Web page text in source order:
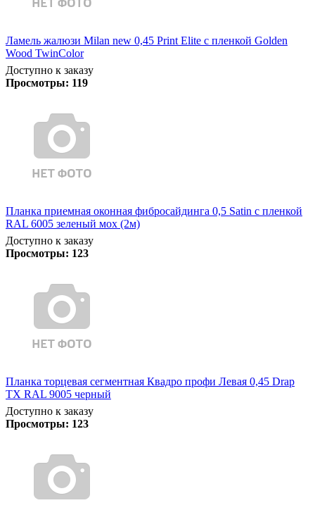
Ламель жалюзи Milan new 0,45 Print Elite с пленкой Golden
Wood TwinColor
Доступно к заказу
Просмотры: 119
Планка приемная оконная фибросайдинга 0,5 Satin с пленкой
RAL 6005 зеленый мох (2м)
Доступно к заказу
Просмотры: 123
Планка торцевая сегментная Квадро профи Левая 0,45 Drap
TX RAL 9005 черный
Доступно к заказу
Просмотры: 123